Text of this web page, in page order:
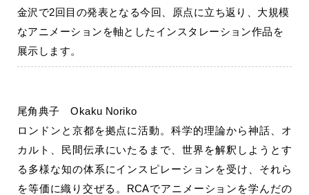
金沢で2回目の発表となる今回、原点に立ち返り、 大規模
なアニメーションを軸としたインスタレーション作品を
展示 します。
尾角典子 Okaku Noriko
ロンドンと京都を拠点に活動。科学的理論から神話、オ
カルト、民間伝承にいたるまで、世界を解釈しようとす
る多様な知の体系にインスピレーションを受け、それら
を等価に織り交ぜる。RCAでアニメーションを学んだの